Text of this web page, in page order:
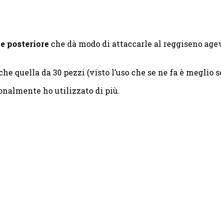
posteriore che dà modo di attaccarle al reggiseno
quella da 30 pezzi (visto l’uso che se ne fa è meglio
ho utilizzato di più.